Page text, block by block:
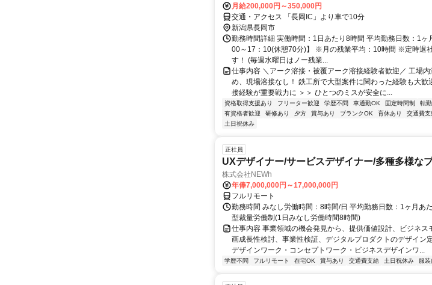
月給200,000円～350,000円
交通・アクセス 「長岡IC」より車で10分
新潟県長岡市
勤務時間詳細 実働時間：1日あたり8時間 平均勤務日数：1ヶ
00～17：10(休憩70分)】 ※月の残業平均：10時間 ※定時退
す！ (毎週水曜日はノー残業...
仕事内容 ＼アーク溶接・被覆アーク溶接経験者歓迎／ 工場
め、現場溶接なし！ 鉄工所で大型案件に関わった経験も大歓
接経験が重要戦力に ＞＞ ひとつのミスが安全に...
資格取得支援あり フリーター歓迎 学歴不問 車通勤OK 固定時間制 転勤
有資格者歓迎
研修あり 夕方 賞与あり ブランクOK 育休あり 交通費支
土日祝休み
正社員
UXデザイナー/サービスデザイナー/多種多様な
株式会社NEWh
年俸7,000,000円～17,000,000円
フルリモート
勤務時間 みなし労働時間：8時間/日 平均勤務日数：1ヶ月あ
型裁量労働制(1日みなし労働時間8時間)
仕事内容 事業領域の機会発見から、提供価値設計、ビジネス
画成長性検討、事業性検証、デジタルプロダクトのデザイン
デザインワーク・コンセプトワーク・ビジネスデザインワ...
学歴不問 フルリモート 在宅OK 賞与あり 交通費支給 土日祝休み 服装